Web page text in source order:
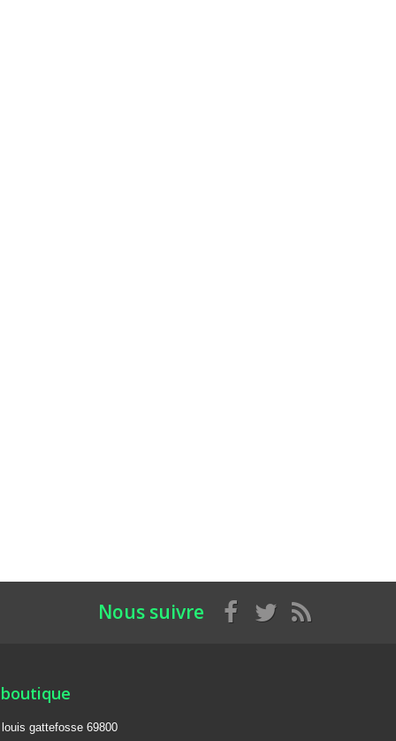
Nous suivre
gattefosse 69800